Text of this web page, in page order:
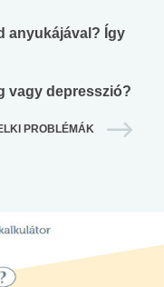
anyukájával? Így
vagy depresszió?
PROBLÉMÁK